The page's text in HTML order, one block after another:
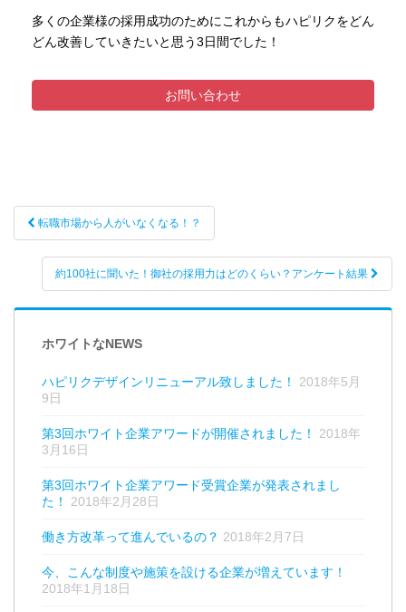
多くの企業様の採用成功のためにこれからもハピリクをどん
どん改善していきたいと思う3日間でした！
お問い合わせ
投稿ナビゲーション
転職市場から人がいなくなる！？
約100社に聞いた！御社の採用力はどのくらい？アンケート結果
ホワイトなNEWS
ハピリクデザインリニューアル致しました！
2018年5月
9日
第3回ホワイト企業アワードが開催されました！
2018年
3月16日
第3回ホワイト企業アワード受賞企業が発表されまし
た！
2018年2月28日
働き方改革って進んでいるの？ 2018年2月7日
今、こんな制度や施策を設ける企業が増えています！
2018年1月18日